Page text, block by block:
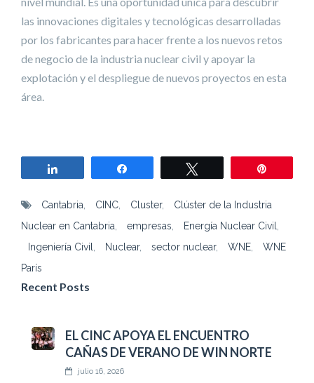
las innovaciones digitales y tecnológicas desarrolladas
por los fabricantes para hacer frente a los nuevos retos
de negocio de la industria nuclear civil y apoyar la
explotación y el despliegue de nuevos proyectos en esta
área.
Cantabria CINC Cluster,
Clúster de la Industria
Nuclear en Cantabria
empresas Energía Nuclear Civil
Ingeniería Civil
Nuclear, sector nuclear, WNE
WNE
París
Recent Posts
EL CINC APOYA EL ENCUENTRO
CAÑAS DE VERANO DE WIN NORTE
julio 16, 2026